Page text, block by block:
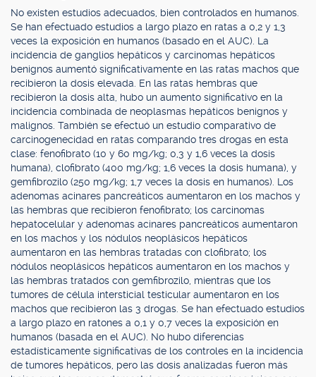
No existen estudios adecuados, bien controlados en humanos.
Se han efectuado estudios a largo plazo en ratas a 0,2 y 1,3
veces la exposición en humanos (basado en el AUC). La
incidencia de ganglios hepáticos y carcinomas hepáticos
benignos aumentó significativamente en las ratas machos que
recibieron la dosis elevada. En las ratas hembras que
recibieron la dosis alta, hubo un aumento significativo en la
incidencia combinada de neoplasmas hepáticos benignos y
malignos. También se efectuó un estudio comparativo de
carcinogenecidad en ratas comparando tres drogas en esta
clase: fenofibrato (10 y 60 mg/kg; 0,3 y 1,6 veces la dosis
humana), clofibrato (400 mg/kg; 1,6 veces la dosis humana), y
gemfibrozilo (250 mg/kg; 1,7 veces la dosis en humanos). Los
adenomas acinares pancreáticos aumentaron en los machos y
las hembras que recibieron fenofibrato; los carcinomas
hepatocelular y adenomas acinares pancreáticos aumentaron
en los machos y los nódulos neoplásicos hepáticos
aumentaron en las hembras tratadas con clofibrato; los
nódulos neoplásicos hepáticos aumentaron en los machos y
las hembras tratados con gemfibrozilo, mientras que los
tumores de célula intersticial testicular aumentaron en los
machos que recibieron las 3 drogas. Se han efectuado estudios
a largo plazo en ratones a 0,1 y 0,7 veces la exposición en
humanos (basada en el AUC). No hubo diferencias
estadísticamente significativas de los controles en la incidencia
de tumores hepáticos, pero las dosis analizadas fueron más